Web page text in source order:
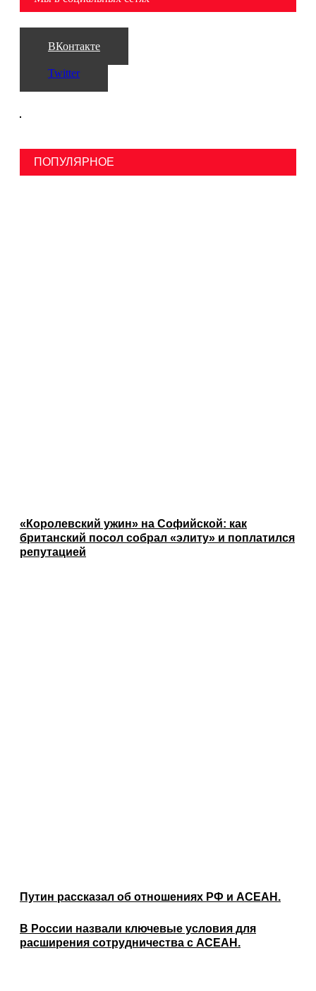
ВКонтакте
Twitter
ПОПУЛЯРНОЕ
«Королевский ужин» на Софийской: как
британский посол собрал «элиту» и поплатился
репутацией
Путин рассказал об отношениях РФ и АСЕАН.
В России назвали ключевые условия для
расширения сотрудничества с АСЕАН.